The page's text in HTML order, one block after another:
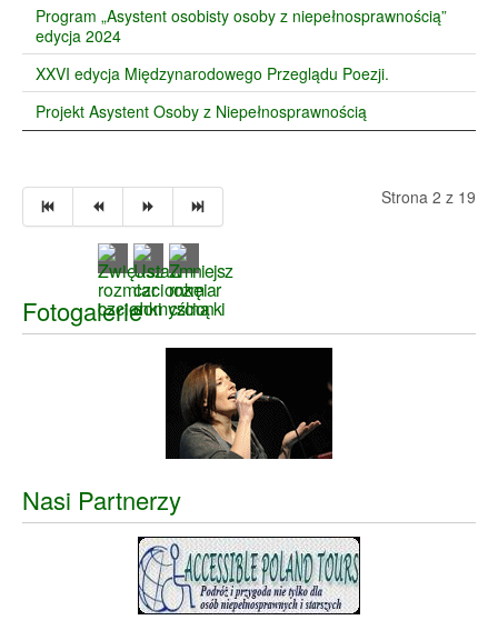
Program „Asystent osobisty osoby z niepełnosprawnością”
edycja 2024
XXVI edycja Międzynarodowego Przeglądu Poezji.
Projekt Asystent Osoby z Niepełnosprawnością
Strona 2 z 19
Fotogalerie
Nasi Partnerzy